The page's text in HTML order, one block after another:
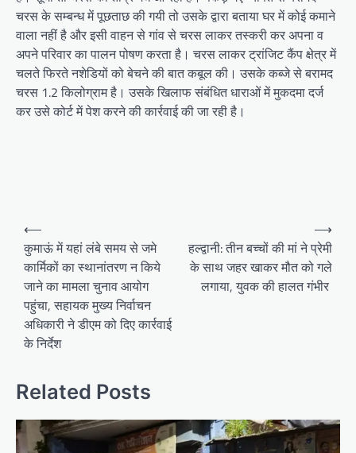
चरस के सम्बन्ध में पूछताछ की गयी तो उसके द्वारा बताया घर में कोई कमाने
वाला नहीं है और इसी वाहन से गांव से चरस लाकर तस्करी कर अपना व
अपने परिवार का पालन पोषण करता है। चरस लाकर ट्रांजिट कैंप क्षेत्र में
चलते फिरते नशेडियों को बेचने की बात कबूल की। उसके कब्जे से बरामद
चरस 1.2 किलोग्राम है। उसके खिलाफ संबंधित धाराओं में मुकदमा दर्ज
कर उसे कोर्ट में पेश करने की कार्रवाई की जा रही है।
o
a
i
g
a
⟵
कुमाऊं में यहां लंबे समय से जमे
कार्मिकों का स्थानांतरण न किये
जाने का मामला चुनाव आयोग
पहुंचा, सहायक मुख्य निर्वाचन
अधिकारी ने डीएम को दिए कार्रवाई
के निर्देश
हल्द्वानी: तीन बच्चों की मां ने प्रेमी
के साथ जहर खाकर मौत को गले
लगाया, युवक की हालत गंभीर
⟶
Related Posts